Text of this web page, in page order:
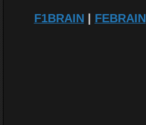
F1BRAIN FEBRAIN